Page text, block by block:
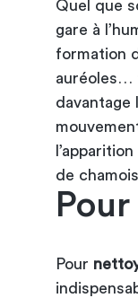
Quel que
gare à
formation
auréoles…
davantage
de
Pour